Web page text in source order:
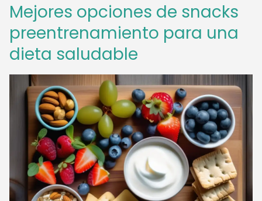
Mejores opciones de snacks
preentrenamiento para una
dieta saludable